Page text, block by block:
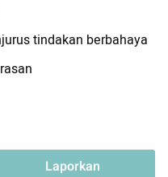
tindakan berbahaya
Laporkan